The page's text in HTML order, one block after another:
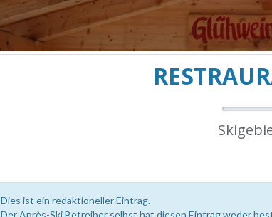
Dies ist ein redaktioneller Eintrag.